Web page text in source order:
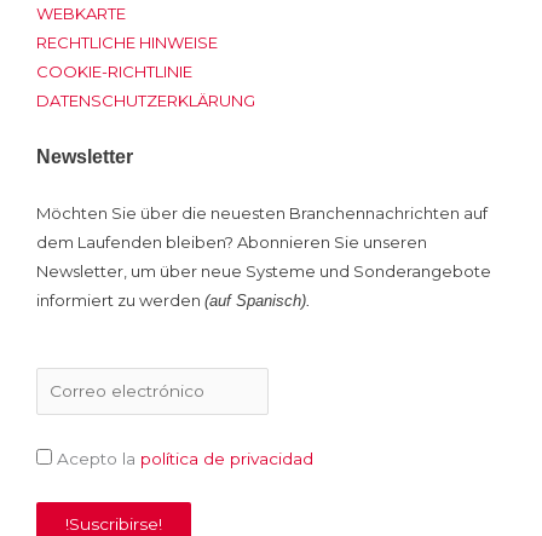
e
r
o
k
i
WEBKARTE
RECHTLICHE HINWEISE
COOKIE-RICHTLINIE
DATENSCHUTZERKLÄRUNG
Newsletter
Möchten Sie über die neuesten Branchennachrichten auf
dem Laufenden bleiben? Abonnieren Sie unseren
Newsletter, um über neue Systeme und Sonderangebote
informiert zu werden (auf Spanisch).
Acepto la política de privacidad